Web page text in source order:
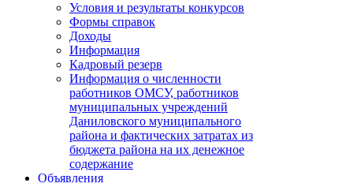
Условия и результаты конкурсов
Формы справок
Доходы
Информация
Кадровый резерв
Информация о численности
работников ОМСУ, работников
муниципальных учреждений
Даниловского муниципального
района и фактических затратах из
бюджета района на их денежное
содержание
Объявления